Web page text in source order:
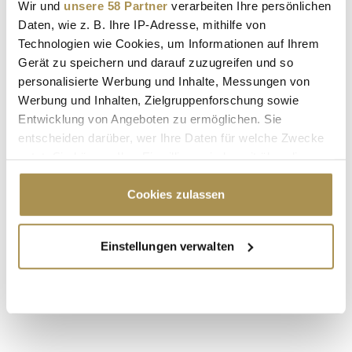
Wir und unsere 58 Partner verarbeiten Ihre persönlichen
Daten, wie z. B. Ihre IP-Adresse, mithilfe von
Technologien wie Cookies, um Informationen auf Ihrem
Gerät zu speichern und darauf zuzugreifen und so
personalisierte Werbung und Inhalte, Messungen von
Werbung und Inhalten, Zielgruppenforschung sowie
Entwicklung von Angeboten zu ermöglichen. Sie
entscheiden darüber, wer Ihre Daten für welche Zwecke
Cookie-Erklärung oder durch Klicken auf das Privacy
Trigger Symbol ändern oder widerrufen
Informationen über Ihre geografische Lage
erfassen, welche bis auf einige Meter genau sein
Cookies zulassen
Einstellungen verwalten
ABSENDEN
* Pflichtfelder.
LAUTSCHALTEN